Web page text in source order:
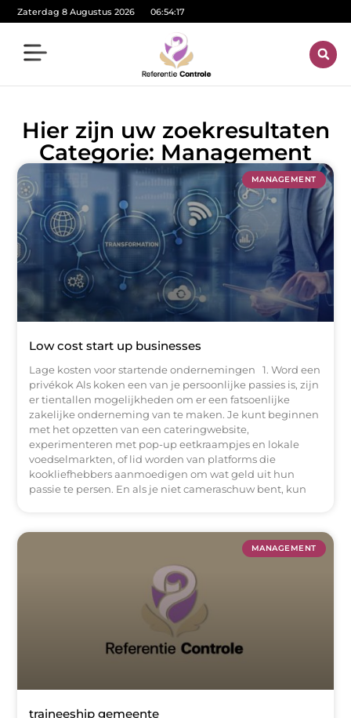
Zaterdag 8 Augustus 2026 06:54:17
Hier zijn uw zoekresultaten
Categorie: Management
MANAGEMENT
Low cost start up businesses
Lage kosten voor startende ondernemingen 1. Word een
privékok Als koken een van je persoonlijke passies is, zijn
er tientallen mogelijkheden om er een fatsoenlijke
zakelijke onderneming van te maken. Je kunt beginnen
met het opzetten van een cateringwebsite,
experimenteren met pop-up eetkraampjes en lokale
voedselmarkten, of lid worden van platforms die
kookliefhebbers aanmoedigen om wat geld uit hun
passie te persen. En als je niet cameraschuw bent, kun
MANAGEMENT
traineeship gemeente